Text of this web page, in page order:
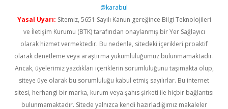
@karabul
Yasal Uyarı: Sitemiz, 5651 Sayılı Kanun gereğince Bilgi Teknolojileri
ve İletişim Kurumu (BTK) tarafından onaylanmış bir Yer Sağlayıcı
olarak hizmet vermektedir. Bu nedenle, sitedeki içerikleri proaktif
olarak denetleme veya araştırma yükümlülüğümüz bulunmamaktadır.
Ancak, üyelerimiz yazdıkları içeriklerin sorumluluğunu taşımakta olup,
siteye üye olarak bu sorumluluğu kabul etmiş sayılırlar. Bu internet
sitesi, herhangi bir marka, kurum veya şahıs şirketi ile hiçbir bağlantısı
bulunmamaktadır. Sitede yalnızca kendi hazırladığımız makaleler